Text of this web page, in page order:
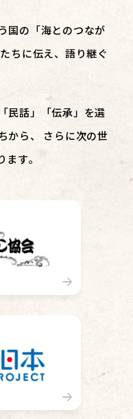
国の「海とのつなが
ちに伝え、語り継ぐ
民話」「伝承」を選
ら、
さらに次の世
す。